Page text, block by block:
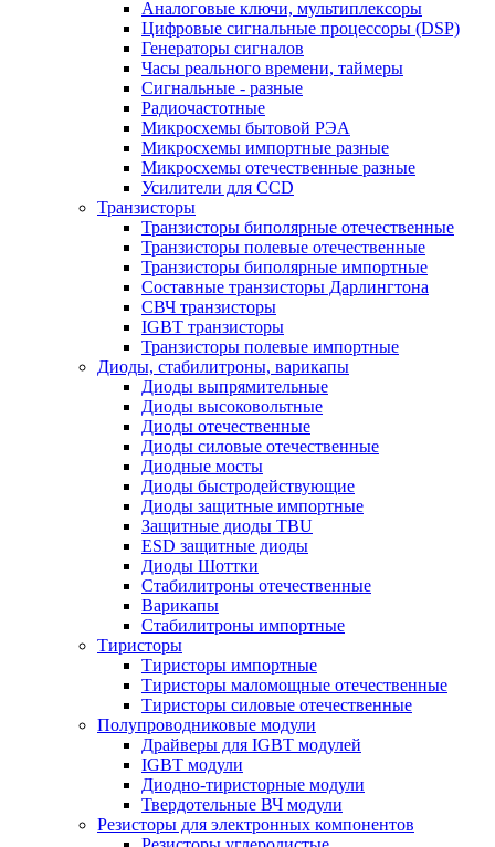
Аналоговые ключи, мультиплексоры
Цифровые сигнальные процессоры (DSP)
Генераторы сигналов
Часы реального времени, таймеры
Сигнальные - разные
Радиочастотные
Микросхемы бытовой РЭА
Микросхемы импортные разные
Микросхемы отечественные разные
Усилители для CCD
Транзисторы
Транзисторы биполярные отечественные
Транзисторы полевые отечественные
Транзисторы биполярные импортные
Составные транзисторы Дарлингтона
СВЧ транзисторы
IGBT транзисторы
Транзисторы полевые импортные
Диоды, стабилитроны, варикапы
Диоды выпрямительные
Диоды высоковольтные
Диоды отечественные
Диоды силовые отечественные
Диодные мосты
Диоды быстродействующие
Диоды защитные импортные
Защитные диоды TBU
ESD защитные диоды
Диоды Шоттки
Стабилитроны отечественные
Варикапы
Стабилитроны импортные
Тиристоры
Тиристоры импортные
Тиристоры маломощные отечественные
Тиристоры силовые отечественные
Полупроводниковые модули
Драйверы для IGBT модулей
IGBT модули
Диодно-тиристорные модули
Твердотельные ВЧ модули
Резисторы для электронных компонентов